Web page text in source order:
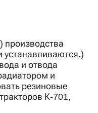
производства
устанавливаются.)
и отвода
и
резиновые
К-701,